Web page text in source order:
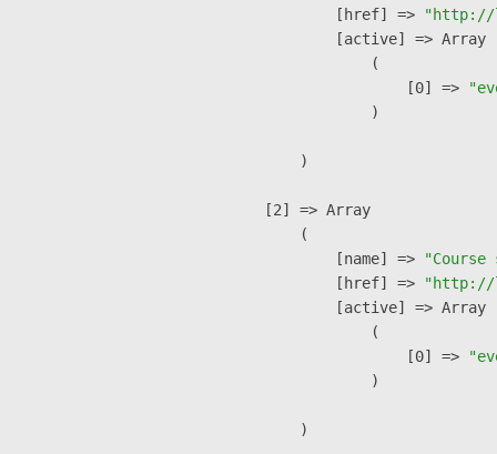
            [href] =>
"http://
            [active] => Array
                (
                    [0] =>
                )
        )
    [2] => Array
        (
            [name] =>
            [href] =>
"http://
            [active] => Array
                (
                    [0] =>
                )
        )